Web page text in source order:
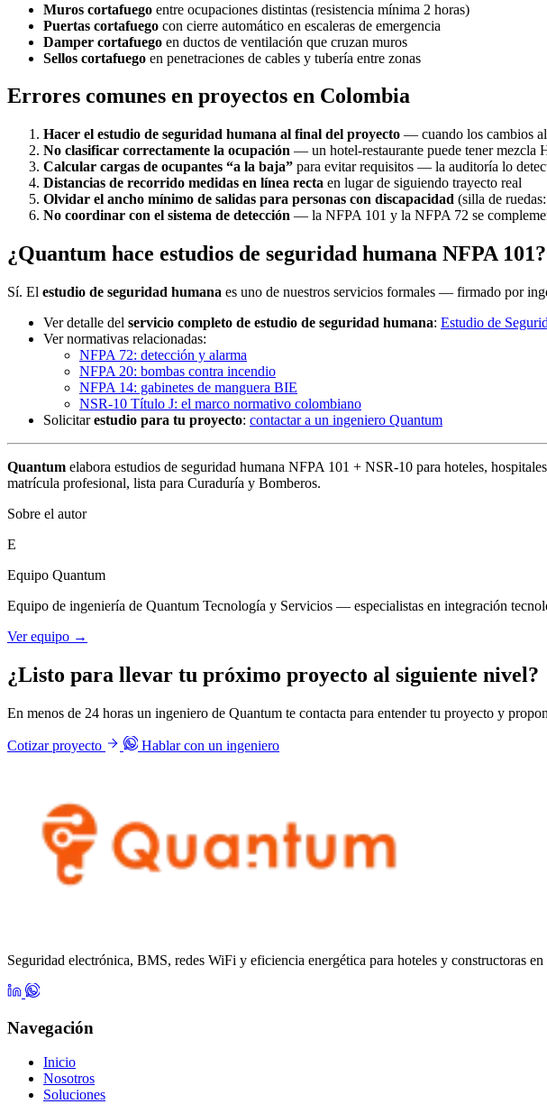
Muros cortafuego entre ocupaciones distintas (resistencia mínima 2 horas)
Puertas cortafuego con cierre automático en escaleras de emergencia
Damper cortafuego en ductos de ventilación que cruzan muros
Sellos cortafuego en penetraciones de cables y tubería entre zonas
Errores comunes en proyectos en Colombia
Hacer el estudio de seguridad humana al final del proyecto — cuando los cambios
No clasificar correctamente la ocupación — un hotel-restaurante puede tener mezcla
Calcular cargas de ocupantes “a la baja” para evitar requisitos — la auditoría lo
Distancias de recorrido medidas en línea recta en lugar de siguiendo trayecto real
Olvidar el ancho mínimo de salidas para personas con discapacidad (silla de
No coordinar con el sistema de detección — la NFPA 101 y la NFPA 72 se
¿Quantum hace estudios de seguridad humana NFPA 101?
Sí. El estudio de seguridad humana es uno de nuestros servicios formales — firmado por
Ver detalle del servicio completo de estudio de seguridad humana: Estudio de
Ver normativas relacionadas:
NFPA 72: detección y alarma
NFPA 20: bombas contra incendio
NFPA 14: gabinetes de manguera BIE
NSR-10 Título J: el marco normativo colombiano
Solicitarestudio para tu proyecto: contactar a un ingeniero Quantum
Quantum elabora estudios de seguridad humana NFPA 101 + NSR-10 para hoteles,
matrícula profesional, lista para Curaduría y Bomberos.
Sobre el autor
E
Equipo Quantum
Equipo de ingeniería de Quantum Tecnología y Servicios — especialistas en integración
Ver equipo →
¿Listo para llevar tu próximo proyecto al siguiente nivel?
En menos de 24 horas un ingeniero de Quantum te contacta para entender tu proyecto y
Cotizar proyecto Hablar con un ingeniero
Seguridad electrónica, BMS, redes WiFi y eficiencia energética para hoteles y constructoras
Navegación
Inicio
Nosotros
Soluciones